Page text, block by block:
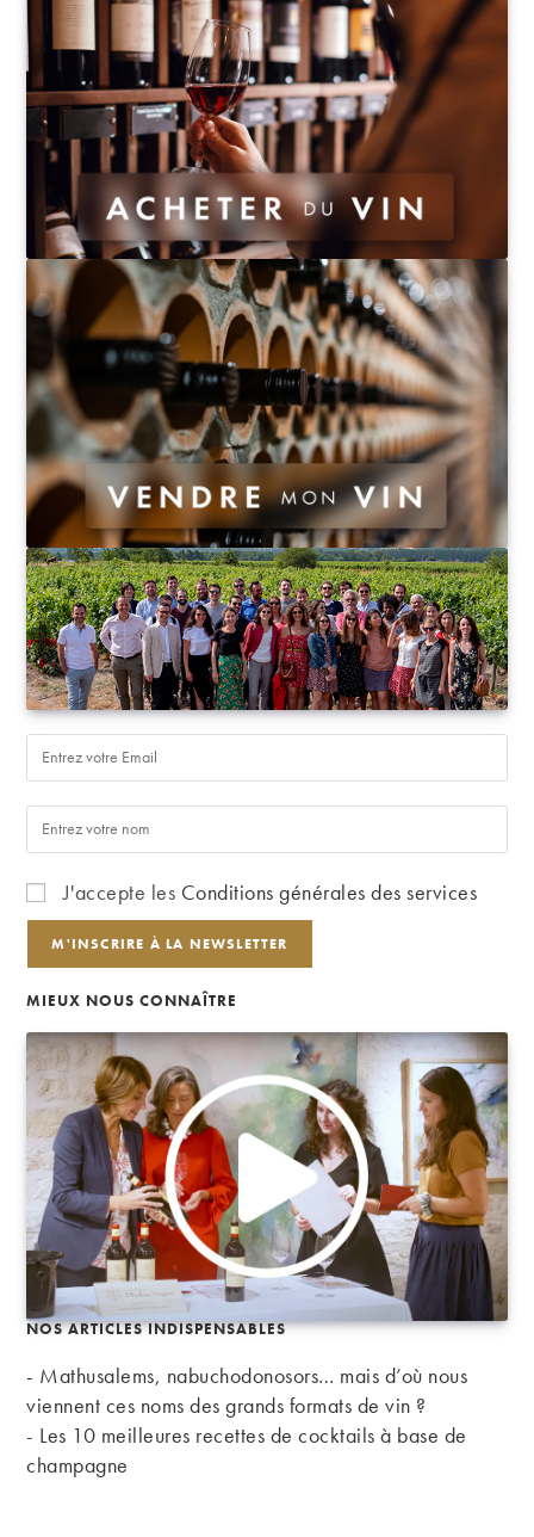
J'accepte les Conditions générales des services
MIEUX NOUS CONNAÎTRE
NOS ARTICLES INDISPENSABLES
- Mathusalems, nabuchodonosors… mais d’où nous
viennent ces noms des grands formats de vin ?
- Les 10 meilleures recettes de cocktails à base de
champagne